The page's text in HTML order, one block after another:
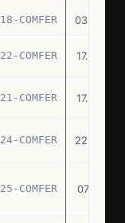
18-COMFER 03.06.76
22-COMFER 17.06.76
21-COMFER 17.06.76
24-COMFER 22.06.76
25-COMFER 07.07.76